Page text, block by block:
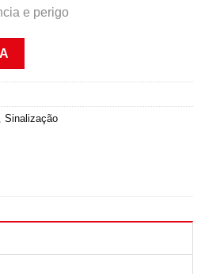
e perigo
Sinalização